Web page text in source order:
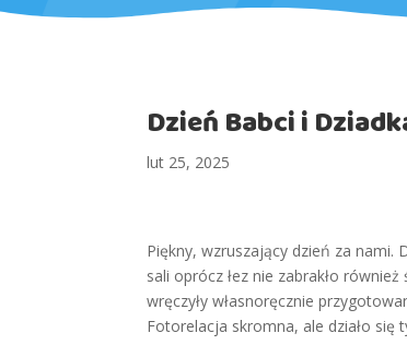
Dzień Babci i
lut 25, 2025
Piękny, wzruszający dzień za nami.
sali oprócz łez nie zabrakło
wręczyły własnoręcznie
Fotorelacja skromna, ale działo się